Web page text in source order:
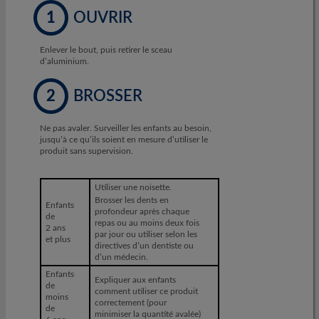
1 OUVRIR
Enlever le bout, puis retirer le sceau
d’aluminium.
2 BROSSER
Ne pas avaler. Surveiller les enfants au besoin,
jusqu’à ce qu’ils soient en mesure d’utiliser le
produit sans supervision.
Enfants
de
2 ans
et plus
Utiliser une noisette.
Brosser les dents en
profondeur après chaque
repas ou au moins deux fois
par jour ou utiliser selon les
directives d’un dentiste ou
d’un médecin.
Enfants
de
moins
de
Expliquer aux enfants
comment utiliser ce produit
correctement (pour
minimiser la quantité avalée)